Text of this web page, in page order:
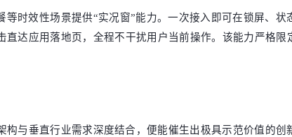
时效性场景提供“实况窗”能力。一次接入即可在锁屏、
达应用落地页，全程不干扰用户当前操作。该能力严格
与垂直行业需求深度结合，便能催生出极具示范价值的创